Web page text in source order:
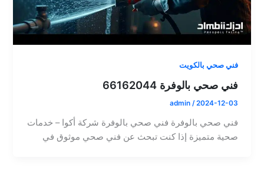
فني صحي بالكويت
فني صحي بالوفرة 66162044
admin /2024-12-03
فني صحي بالوفرة فني صحي بالوفرة شركة أكوا – خدمات
صحية متميزة إذا كنت تبحث عن فني صحي موثوق في